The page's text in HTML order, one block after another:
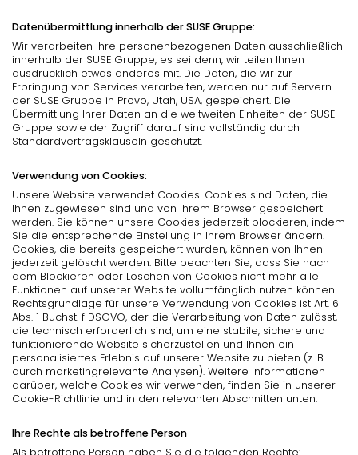
Datenübermittlung innerhalb der SUSE Gruppe:
Wir verarbeiten Ihre personenbezogenen Daten ausschließlich
innerhalb der SUSE Gruppe, es sei denn, wir teilen Ihnen
ausdrücklich etwas anderes mit. Die Daten, die wir zur
Erbringung von Services verarbeiten, werden nur auf Servern
der SUSE Gruppe in Provo, Utah, USA, gespeichert. Die
Übermittlung Ihrer Daten an die weltweiten Einheiten der SUSE
Gruppe sowie der Zugriff darauf sind vollständig durch
Standardvertragsklauseln geschützt.
Verwendung von Cookies:
Unsere Website verwendet Cookies. Cookies sind Daten, die
Ihnen zugewiesen sind und von Ihrem Browser gespeichert
werden. Sie können unsere Cookies jederzeit blockieren, indem
Sie die entsprechende Einstellung in Ihrem Browser ändern.
Cookies, die bereits gespeichert wurden, können von Ihnen
jederzeit gelöscht werden. Bitte beachten Sie, dass Sie nach
dem Blockieren oder Löschen von Cookies nicht mehr alle
Funktionen auf unserer Website vollumfänglich nutzen können.
Rechtsgrundlage für unsere Verwendung von Cookies ist Art. 6
Abs. 1 Buchst. f DSGVO, der die Verarbeitung von Daten zulässt,
die technisch erforderlich sind, um eine stabile, sichere und
funktionierende Website sicherzustellen und Ihnen ein
personalisiertes Erlebnis auf unserer Website zu bieten (z. B.
durch marketingrelevante Analysen). Weitere Informationen
darüber, welche Cookies wir verwenden, finden Sie in unserer
Cookie-Richtlinie und in den relevanten Abschnitten unten.
Ihre Rechte als betroffene Person
Als betroffene Person haben Sie die folgenden Rechte: